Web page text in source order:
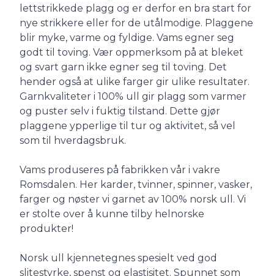
lettstrikkede plagg og er derfor en bra start for
nye strikkere eller for de utålmodige. Plaggene
blir myke, varme og fyldige. Vams egner seg
godt til toving. Vær oppmerksom på at bleket
og svart garn ikke egner seg til toving. Det
hender også at ulike farger gir ulike resultater.
Garnkvaliteter i 100% ull gir plagg som varmer
og puster selv i fuktig tilstand. Dette gjør
plaggene ypperlige til tur og aktivitet, så vel
som til hverdagsbruk.
Vams produseres på fabrikken vår i vakre
Romsdalen. Her karder, tvinner, spinner, vasker,
farger og nøster vi garnet av 100% norsk ull. Vi
er stolte over å kunne tilby helnorske
produkter!
Norsk ull kjennetegnes spesielt ved god
slitestyrke, spenst og elastisitet. Spunnet som